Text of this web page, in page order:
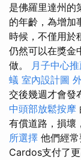
是佛羅里達州的
的年齡，為增加
時候，不僅用於
仍然可以在獎金
做。 月子中心
蟻 室內設計圖
交後幾週才會發
中頭部放鬆按摩
有償道路，損壞
所選擇 他們經
Cardos支付了